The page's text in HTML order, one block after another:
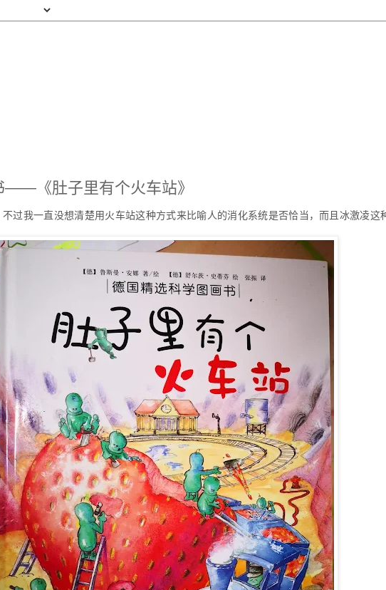
——《肚子里有个火车站》
过我一直没想清楚用火车站这种方式来比喻人的消化系统是否恰当，而且冰激凌这